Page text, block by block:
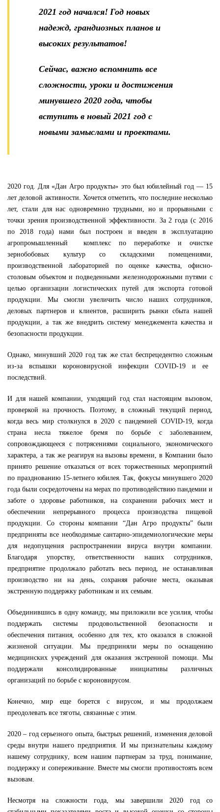
2021 год начался! Год новых
надежд, грандиозных планов и
высоких результатов!
Сейчас, важно вспомнить все
сложности, уроки и достижения
минувшего 2020 года, чтобы
вступить в новый 2021 год с
новыми замыслами и проектами.
2020 год . Для «Дан Агро продукты» это был юбилейный год — 15
лет деловой активности. Хочется отметить, что последние несколько
лет, стали для нас одновремнно трудными, но и прорывными с
точки зрения производственной эффективности. За 2 года (с 2016
по 2018 года)нами был построен и введен в эксплуатацию
агропромышленный комплекс по переработке и очистке
зернобобовых культур со складскими помещениями
производственной лабораторией по оценке качества,
офисно-
столовым объектоми подведенными железнодорожными путями с
целью организации логистических путей для экспорта готовой
продукции.
Мы смогли увеличить число наших сотрудников,
деловых партнеров и клиентов, расширить рынки сбыта нашей
продукции, а так же внедрить систему менеджемента качества и
безопасности продукции.
Однако, минувший 2020 год так же стал беспрецедентно сложным
из-за вспышки короновирусной инфекцииCOVID-19 и ее
последствий.
И для нашей компании, уходящий год стал настоящим вызовом
проверкой на прочность. Поэтому, в сложный текущий период,
когда весь мир столкнулся в 2020 с пандемией COVID-19, когда
страна несла тяжелое бремя по борьбе с заболеванием,
сопровождающееся с потрясениями социального, экономического
характера, а так же реагируя на вызовы времени, в Компании было
принято решение отказаться от всех торжественных мероприятий
по празднованию 15-летнего юбилея. Так, фокусы минувшего 2020
года были сосредоточены на мерах по противодействию пандемии и
заботе о здоровье работников, на сохранении рабочих мест и
обеспечении непрерывного процесса производства пищевой
продукции.Со стороны компании “Дан Агро продукты”были
предприняты всенеобходимые сантарно-эпидемиологические меры
для недопущения распространении вируса внутри компании.
Благодаря упорству, ответственности наших сотрудников,
предприятие продолжало работать весь период, не останавливая
производство ни на день, сохраняя рабочие места, оказывая
экстренную поддержку работникам и их семьям.
Объединившись в одну команду, мы приложили все усилия, чтобы
поддержать системы продовольственной безопасности и
обеспечения питания, особенно для тех, кто оказался в сложной
жизненой ситуации. Мы предприняли меры по оснащению
медицинских учреждений для оказания экстренной помощи. Мы
поддержали консолидированные инициативы различных
организаций по борьбе с короновирусом.
Конечно, мир еще борется с вирусом, и мы продолжаем
преодолевать все тяготы, связанные с этим.
2020 – год серьезного опыта, быстрых решений, изменения деловой
среды внутри нашего предприятия . И мы признательны каждому
нашемусотруднику , всем нашим партнерам за труд, понимание,
поддержку и сопереживание. Вместе мы смогли противостоять всем
вызовам
Несмотря на сложности года, мы завершили 2020 год со